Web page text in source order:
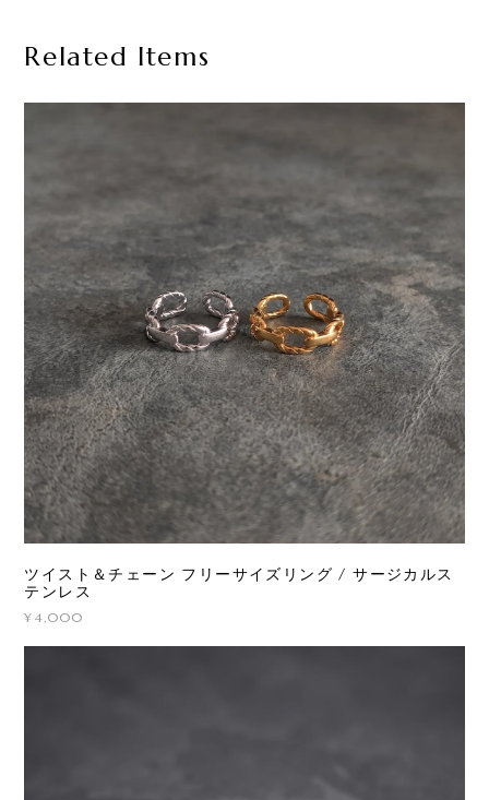
Related Items
ツイスト＆チェーン フリーサイズリング / サージカルス
テンレス
¥4,000